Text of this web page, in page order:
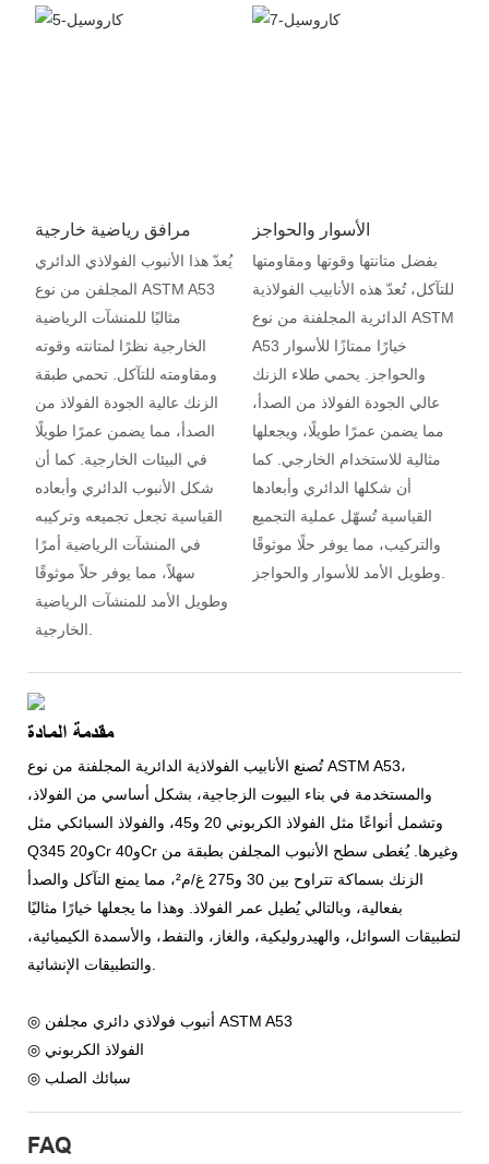
مرافق رياضية خارجية
يُعدّ هذا الأنبوب الفولاذي الدائري
المجلفن من نوع ASTM A53
مثاليًا للمنشآت الرياضية
الخارجية نظرًا لمتانته وقوته
ومقاومته للتآكل. تحمي طبقة
الزنك عالية الجودة الفولاذ من
الصدأ، مما يضمن عمرًا طويلًا
في البيئات الخارجية. كما أن
شكل الأنبوب الدائري وأبعاده
القياسية تجعل تجميعه وتركيبه
في المنشآت الرياضية أمرًا
سهلاً، مما يوفر حلاً موثوقًا
وطويل الأمد للمنشآت الرياضية
الأسوار والحواجز
بفضل متانتها وقوتها ومقاومتها
للتآكل، تُعدّ هذه الأنابيب الفولاذية
الدائرية المجلفنة من نوع ASTM
A53 خيارًا ممتازًا للأسوار
والحواجز. يحمي طلاء الزنك
عالي الجودة الفولاذ من الصدأ،
مما يضمن عمرًا طويلًا، ويجعلها
مثالية للاستخدام الخارجي. كما
أن شكلها الدائري وأبعادها
القياسية تُسهّل عملية التجميع
والتركيب، مما يوفر حلًا موثوقًا
مقدمة المادة
تُصنع الأنابيب الفولاذية الدائرية المجلفنة من نوع ASTM A53،
والمستخدمة في بناء البيوت الزجاجية، بشكل أساسي من الفولاذ،
وتشمل أنواعًا مثل الفولاذ الكربوني 20 و45، والفولاذ السبائكي مثل
Q345 و20Cr و40Cr وغيرها. يُغطى سطح الأنبوب المجلفن بطبقة من
الزنك بسماكة تتراوح بين 30 و275 غ/م²، مما يمنع التآكل والصدأ
بفعالية، وبالتالي يُطيل عمر الفولاذ. وهذا ما يجعلها خيارًا مثاليًا
لتطبيقات السوائل، والهيدروليكية، والغاز، والنفط، والأسمدة الكيميائية،
◎ أنبوب فولاذي دائري مجلفن ASTM A53
◎ الفولاذ الكربوني
◎ سبائك الصلب
FAQ